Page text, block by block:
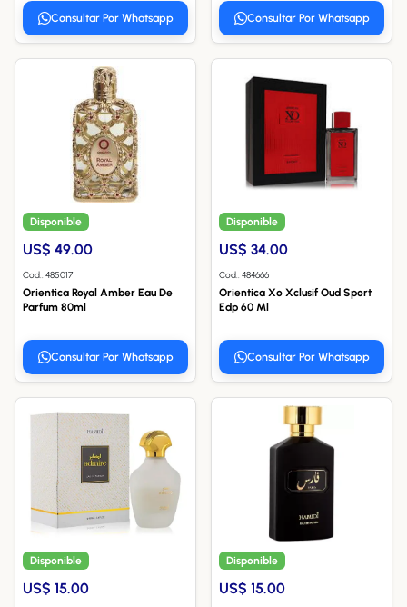
Consultar Por Whatsapp Consultar Por Whatsapp
Disponible
US$ 49.00
Cod.: 485017
Orientica Royal Amber Eau De
Parfum 80ml
Consultar Por Whatsapp
Disponible
US$ 34.00
Cod.: 484666
Orientica Xo Xclusif Oud Sport
Edp 60 Ml
Consultar Por Whatsapp
Disponible
US$ 15.00
Disponible
US$ 15.00